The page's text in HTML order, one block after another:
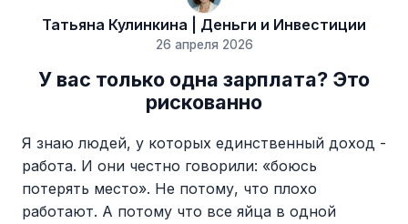
Татьяна Кулинкина | Деньги и Инвестиции
26 апреля 2026
У вас только одна зарплата? Это
рискованно
Я знаю людей, у которых единственный доход -
работа. И они честно говорили: «боюсь
потерять место». Не потому, что плохо
работают. А потому что все яйца в одной